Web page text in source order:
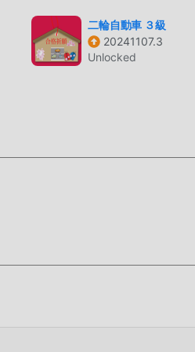
descárgalo ya!
二輪自動車 ３級
20241107.3
Unlocked